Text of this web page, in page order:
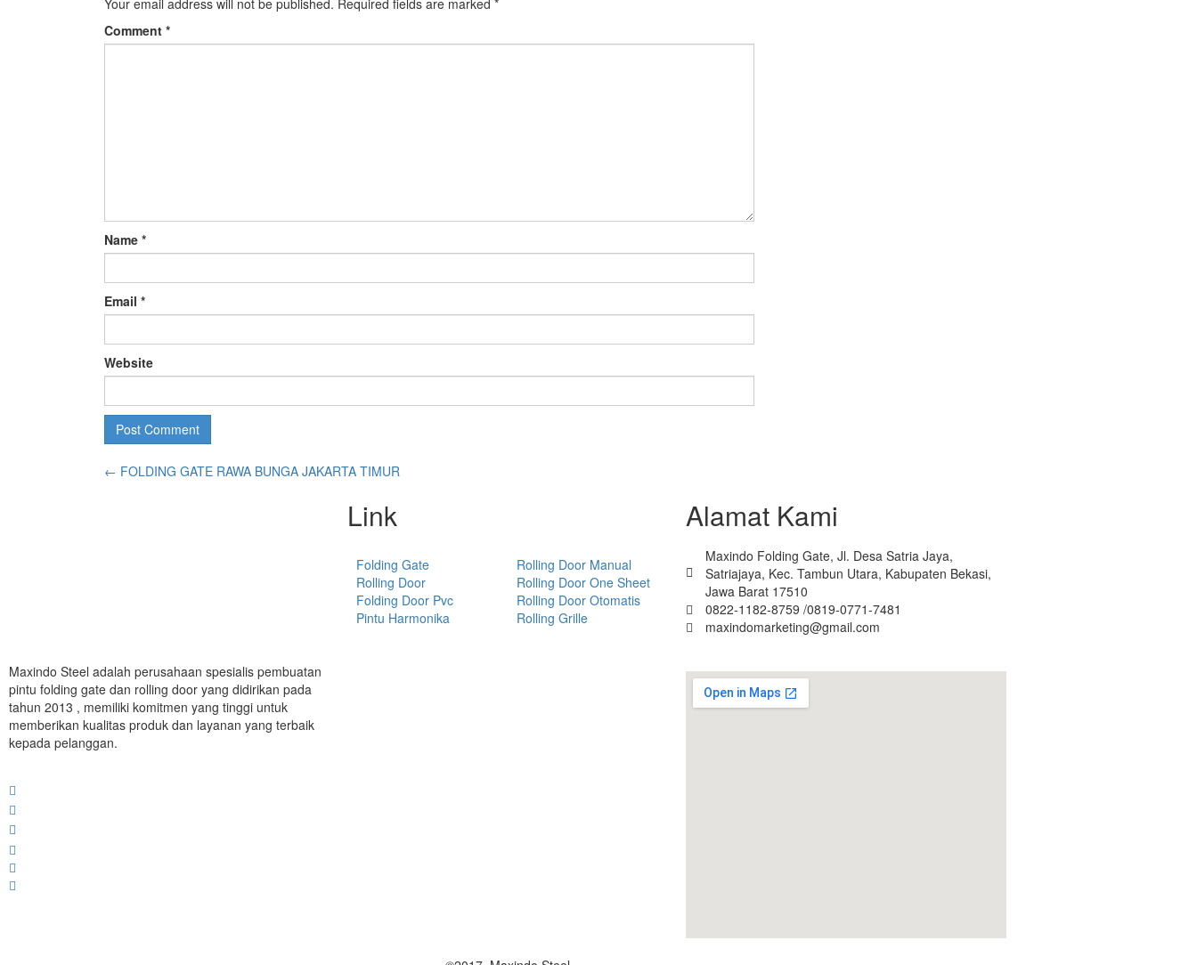
Your email address will not be published. Required fields are marked *
Comment *
Name *
Email *
Website
← FOLDING GATE RAWA BUNGA JAKARTA TIMUR
Maxindo Steel adalah perusahaan spesialis pembuatan
pintu folding gate dan rolling door yang didirikan pada
tahun 2013 , memiliki komitmen yang tinggi untuk
memberikan kualitas produk dan layanan yang terbaik
kepada pelanggan.
Link
Folding Gate
Rolling Door
Folding Door Pvc
Pintu Harmonika
Rolling Door Manual
Rolling Door One Sheet
Rolling Door Otomatis
Rolling Grille
Alamat Kami
Maxindo Folding Gate, Jl. Desa Satria Jaya,
Satriajaya, Kec. Tambun Utara, Kabupaten Bekasi,
Jawa Barat 17510
0822-1182-8759 /0819-0771-7481
maxindomarketing@gmail.com